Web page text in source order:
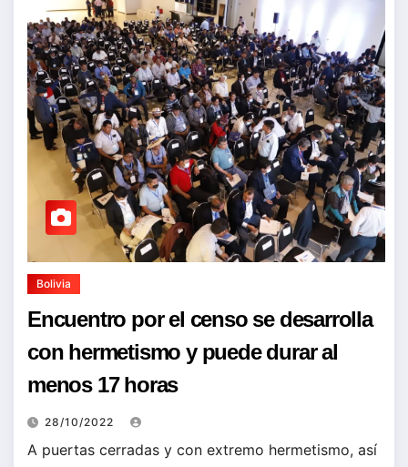
Bolivia
Encuentro por el censo se desarrolla
con hermetismo y puede durar al
menos 17 horas
28/10/2022
A puertas cerradas y con extremo hermetismo, así